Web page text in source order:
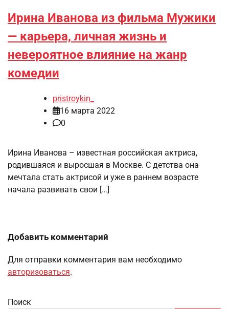
Ирина Иванова из фильма Мужики
— карьера, личная жизнь и
невероятное влияние на жанр
комедии
pristroykin_
16 марта 2022
0
Ирина Иванова – известная российская актриса,
родившаяся и выросшая в Москве. С детства она
мечтала стать актрисой и уже в раннем возрасте
начала развивать свои […]
Добавить комментарий
Для отправки комментария вам необходимо
авторизоваться.
Поиск